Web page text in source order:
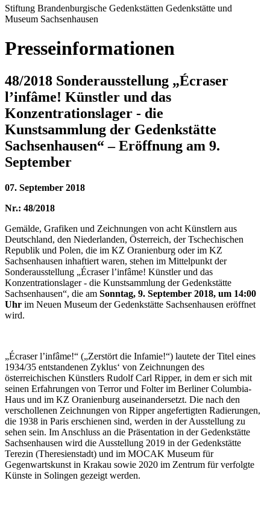
Stiftung Brandenburgische Gedenkstätten Gedenkstätte und
Museum Sachsenhausen
Presseinformationen
48/2018 Sonderausstellung „Écraser
l’infâme! Künstler und das
Konzentrationslager - die
Kunstsammlung der Gedenkstätte
Sachsenhausen“ – Eröffnung am 9.
September
07. September 2018
Nr.: 48/2018
Gemälde, Grafiken und Zeichnungen von acht Künstlern aus
Deutschland, den Niederlanden, Österreich, der Tschechischen
Republik und Polen, die im KZ Oranienburg oder im KZ
Sachsenhausen inhaftiert waren, stehen im Mittelpunkt der
Sonderausstellung „Écraser l’infâme! Künstler und das
Konzentrationslager - die Kunstsammlung der Gedenkstätte
Sachsenhausen“, die am Sonntag, 9. September 2018, um 14:00
Uhr im Neuen Museum der Gedenkstätte Sachsenhausen eröffnet
wird.
„Écraser l’infâme!“ („Zerstört die Infamie!“) lautete der Titel eines
1934/35 entstandenen Zyklus‘ von Zeichnungen des
österreichischen Künstlers Rudolf Carl Ripper, in dem er sich mit
seinen Erfahrungen von Terror und Folter im Berliner Columbia-
Haus und im KZ Oranienburg auseinandersetzt. Die nach den
verschollenen Zeichnungen von Ripper angefertigten Radierungen,
die 1938 in Paris erschienen sind, werden in der Ausstellung zu
sehen sein. Im Anschluss an die Präsentation in der Gedenkstätte
Sachsenhausen wird die Ausstellung 2019 in der Gedenkstätte
Terezin (Theresienstadt) und im MOCAK Museum für
Gegenwartskunst in Krakau sowie 2020 im Zentrum für verfolgte
Künste in Solingen gezeigt werden.